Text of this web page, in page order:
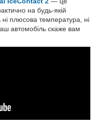
на будь-якій
ні плюсова температура, ні
автомобіль скаже вам